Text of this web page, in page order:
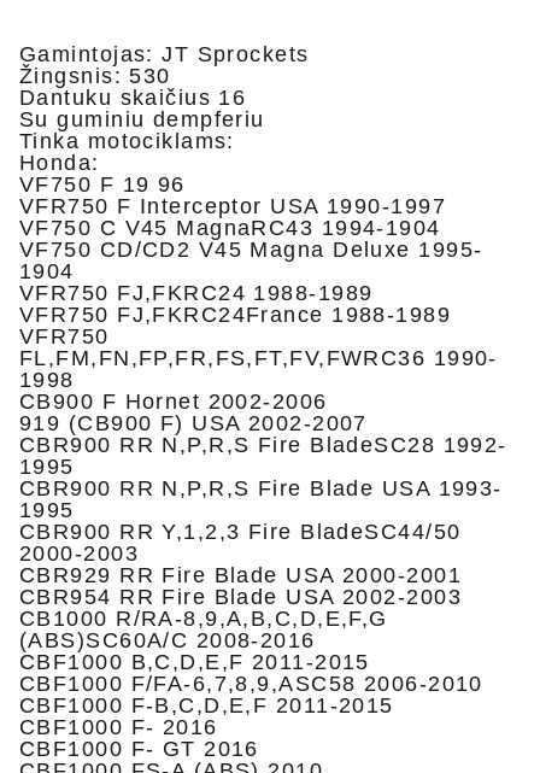
Gamintojas: JT Sprockets
Žingsnis: 530
Dantuku skaičius 16
Su guminiu dempferiu
Tinka motociklams:
Honda:
VF750 F 19 96
VFR750 F Interceptor USA 1990-1997
VF750 C V45 MagnaRC43 1994-1904
VF750 CD/CD2 V45 Magna Deluxe 1995-
1904
VFR750 FJ,FKRC24 1988-1989
VFR750 FJ,FKRC24France 1988-1989
VFR750
FL,FM,FN,FP,FR,FS,FT,FV,FWRC36 1990-
1998
CB900 F Hornet 2002-2006
919 (CB900 F) USA 2002-2007
CBR900 RR N,P,R,S Fire BladeSC28 1992-
1995
CBR900 RR N,P,R,S Fire Blade USA 1993-
1995
CBR900 RR Y,1,2,3 Fire BladeSC44/50
2000-2003
CBR929 RR Fire Blade USA 2000-2001
CBR954 RR Fire Blade USA 2002-2003
CB1000 R/RA-8,9,A,B,C,D,E,F,G
(ABS)SC60A/C 2008-2016
CBF1000 B,C,D,E,F 2011-2015
CBF1000 F/FA-6,7,8,9,ASC58 2006-2010
CBF1000 F-B,C,D,E,F 2011-2015
CBF1000 F- 2016
CBF1000 F- GT 2016